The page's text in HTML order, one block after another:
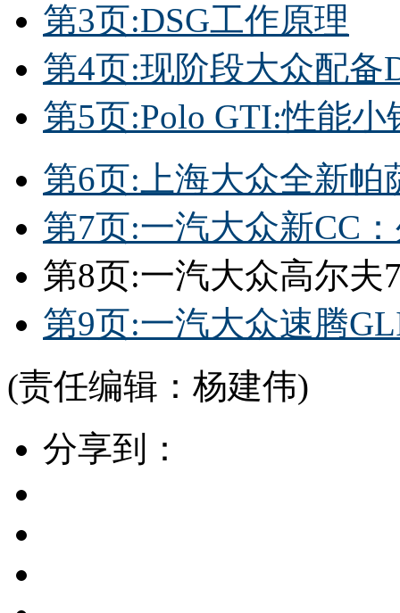
第3页:DSG工作原理
第4页:现阶段大众配备
第5页:Polo GTI:性能小
第6页:上海大众全新帕
第7页:一汽大众新CC
第8页:一汽大众高尔夫
第9页:一汽大众速腾
(责任编辑：杨建伟)
分享到：